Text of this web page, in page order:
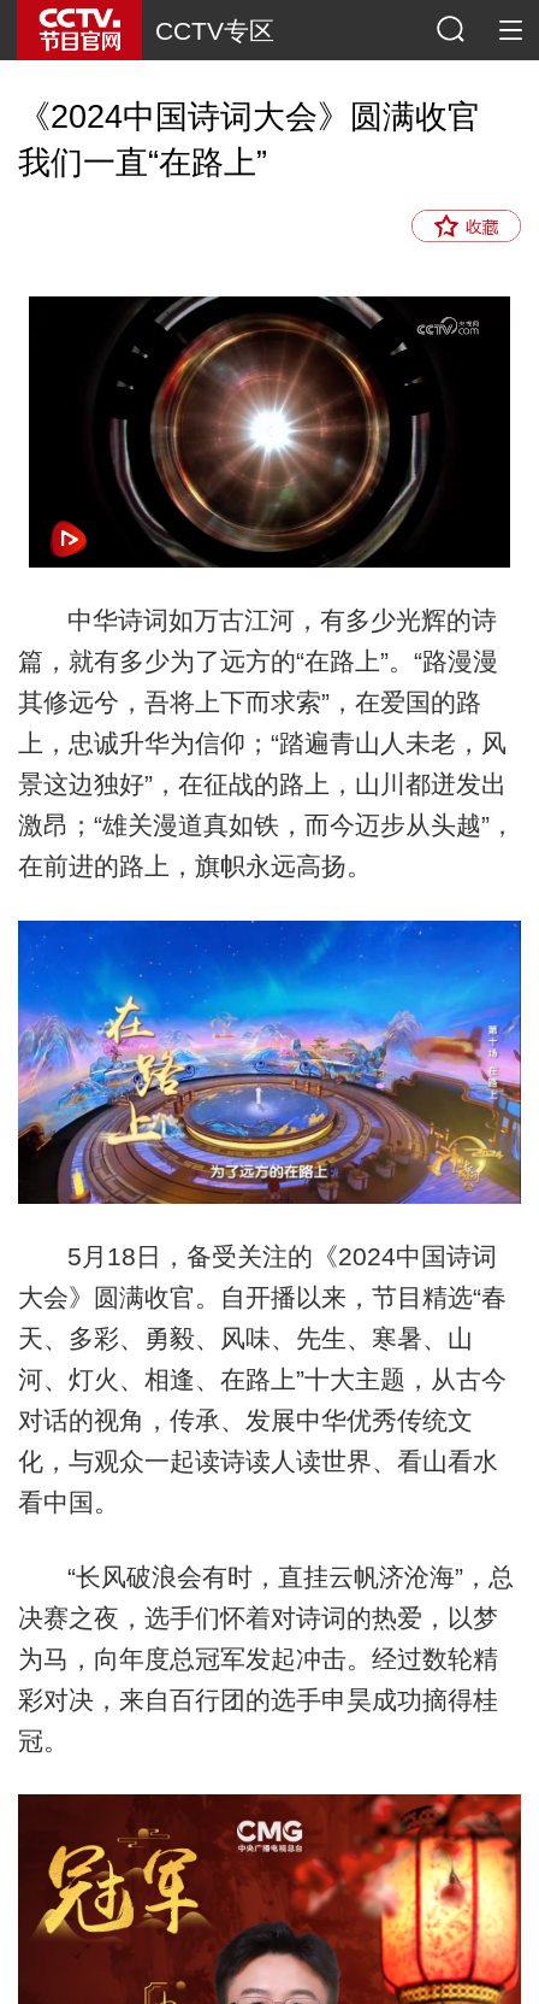
CCTV专区
《2024中国诗词大会》圆满收官
我们一直“在路上”
中华诗词如万古江河，有多少光辉的诗
篇，就有多少为了远方的“在路上”。“路漫漫
其修远兮，吾将上下而求索”，在爱国的路
上，忠诚升华为信仰；“踏遍青山人未老，风
景这边独好”，在征战的路上，山川都迸发出
激昂；“雄关漫道真如铁，而今迈步从头越”，
在前进的路上，旗帜永远高扬。
5月18日，备受关注的《2024中国诗词
大会》圆满收官。自开播以来，节目精选“春
天、多彩、勇毅、风味、先生、寒暑、山
河、灯火、相逢、在路上”十大主题，从古今
对话的视角，传承、发展中华优秀传统文
化，与观众一起读诗读人读世界、看山看水
看中国。
“长风破浪会有时，直挂云帆济沧海”，总
决赛之夜，选手们怀着对诗词的热爱，以梦
为马，向年度总冠军发起冲击。经过数轮精
彩对决，来自百行团的选手申昊成功摘得桂
冠。